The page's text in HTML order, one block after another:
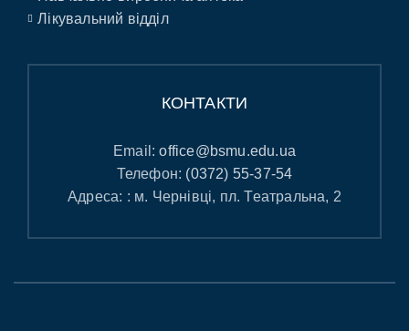
Лікувальний відділ
КОНТАКТИ
Email:office@bsmu.edu.ua
Телефон: (0372) 55-37-54
Адреса: : м. Чернівці, пл. Театральна, 2